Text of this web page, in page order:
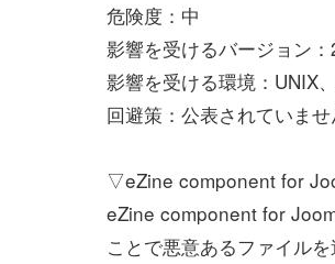
危険度：中
影響を受けるバージョン
影響を受ける環境：UNIX
回避策：公表されていませ
▽eZine component for
eZine component for
ことで悪意あるファイル